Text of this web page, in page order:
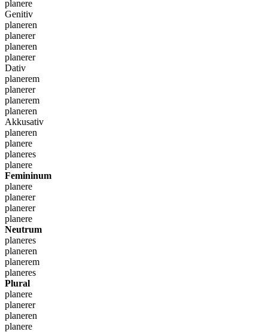
planere
Genitiv
planeren
planerer
planeren
planerer
Dativ
planerem
planerer
planerem
planeren
Akkusativ
planeren
planere
planeres
planere
Femininum
planere
planerer
planerer
planere
Neutrum
planeres
planeren
planerem
planeres
Plural
planere
planerer
planeren
planere